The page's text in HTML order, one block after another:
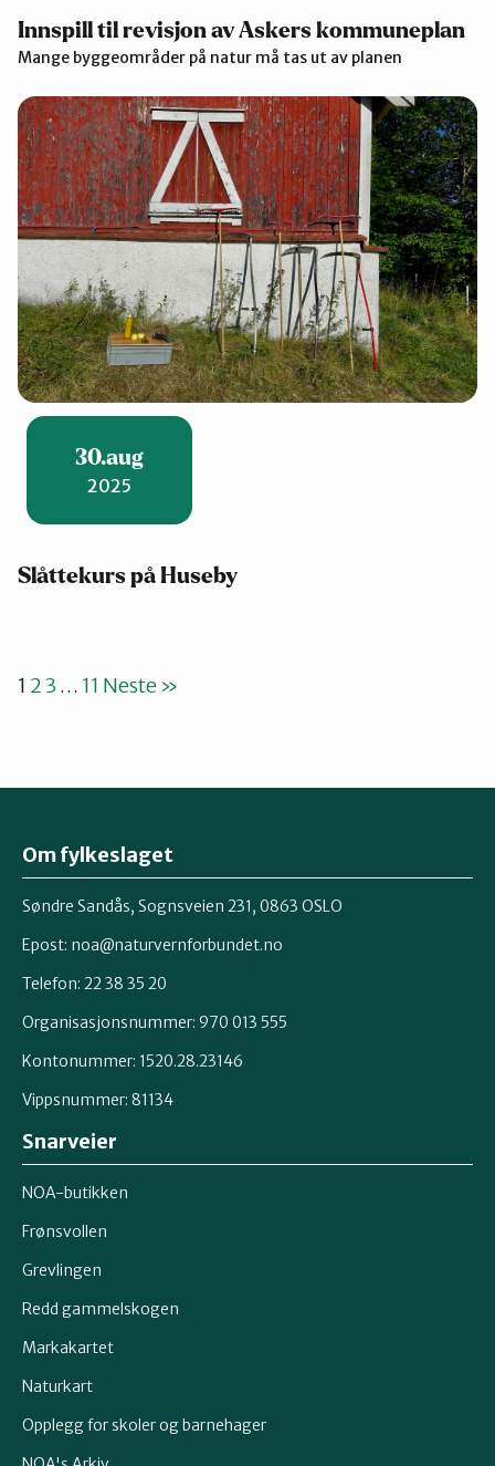
Innspill til revisjon av Askers kommuneplan
Mange byggeområder på natur må tas ut av planen
30.aug
2025
Slåttekurs på Huseby
1 23 … 11 Neste »
Om fylkeslaget
Søndre Sandås, Sognsveien 231, 0863 OSLO
Epost: noa@naturvernforbundet.no
Telefon: 22 38 35 20
Organisasjonsnummer: 970 013 555
Kontonummer: 1520.28.23146
Vippsnummer: 81134
Snarveier
NOA-butikken
Frønsvollen
Grevlingen
Redd gammelskogen
Markakartet
Naturkart
Opplegg for skoler og barnehager